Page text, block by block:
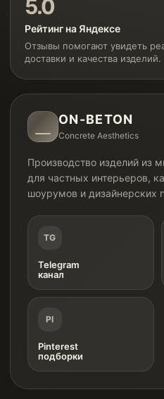
5.0
Рейтинг на Яндексе
Отзывы помогают увидеть
доставки и качества изделий.
ON-BETON
Concrete Aesthetics
Производство изделий из
для частных интерьеров,
шоурумов и дизайнерских
TG
Telegram
канал
PI
Pinterest
подборки